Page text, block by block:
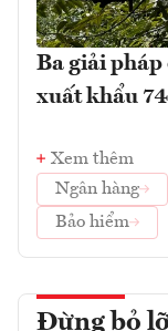
Ba giải pháp
xuất khẩu
Xem thêm
Ngân hàng
Bảo hiểm
Đừng bỏ lỡ